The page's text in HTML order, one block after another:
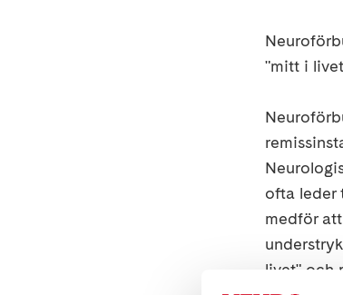
"mitt i
ofta leder
medför
livet" och